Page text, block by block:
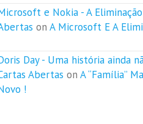
e Nokia - A
on A Microsoft E A
Day - Uma história ainda
Abertas on A “Família”
!